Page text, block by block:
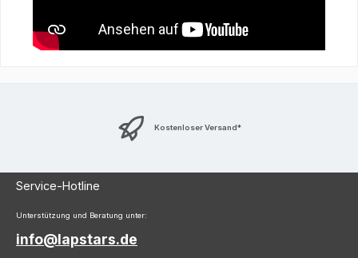
Kostenloser Versand*
Service-Hotline
Unterstützung und Beratung unter:
info@lapstars.de